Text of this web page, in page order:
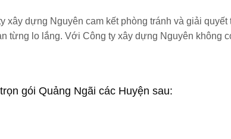
dựng Nguyên cam kết phòng tránh và giải quyết
từng lo lắng. Với Công ty xây dựng Nguyên không
gói Quảng Ngãi các Huyện sau: